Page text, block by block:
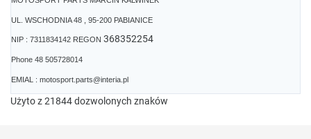
UL. WSCHODNIA 48 , 95-200 PABIANICE
NIP : 7311834142 REGON368352254
Phone 48 505728014
EMIAL : motosport.parts@interia.pl
Użyto z 21844 dozwolonych znaków